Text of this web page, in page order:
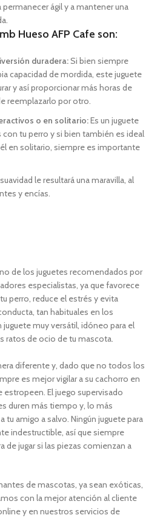
ágil y a mantener una
Hueso AFP Cafe son:
duradera:Si bien siempre
capacidad de mordida, este juguete
y así proporcionar más horas de
reemplazarlo por otro.
o en solitario:Es un juguete
con tu perro y si bien también es ideal
en solitario, siempre es importante
le resultará una maravilla, al
y encías.
de los juguetes recomendados por
especialistas, ya que favorece
perro, reduce el estrés y evita
tan habituales en los
juguete muy versátil, idóneo para el
ratos de ocio de tu mascota.
diferente y, dado que no todos los
es mejor vigilar a su cachorro en
estropeen. El juego supervisado
duren más tiempo y, lo más
tu amigo a salvo. Ningún juguete para
indestructible, así que siempre
de jugar si las piezas comienzan a
de mascotas, ya sean exóticas,
con la mejor atención al cliente
y en nuestros servicios de